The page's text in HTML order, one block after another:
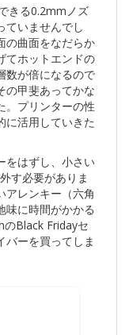
きる0.2mmノズ
ていませんでし
の曲面をなだらか
てホットエンドの
数が倍になるので
の甲斐あってかな
。プリンターの性
に活用していきた
をはずし、小さい
す必要がありま
アレンキー（六角
味に時間がかかる
のBlack Fridayセ
バーを買ってしま